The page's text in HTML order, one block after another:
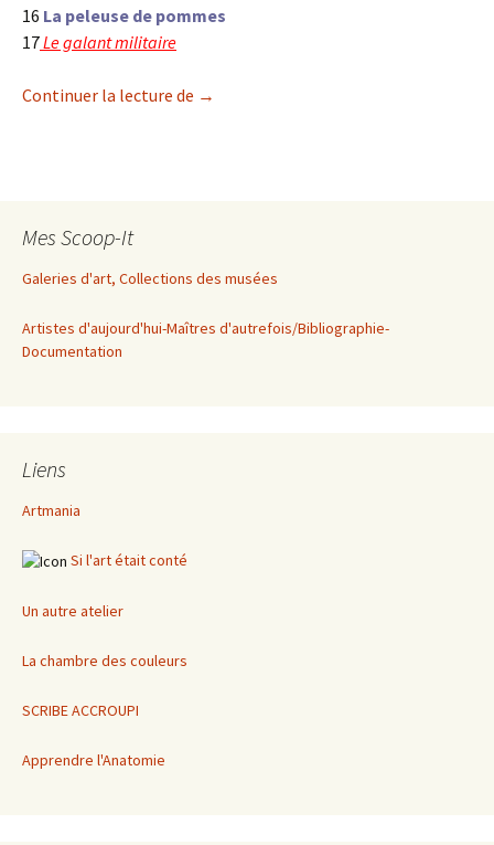
16 La peleuse de pommes
17Le galant militaire
Continuer la lecture de Vermeer et les maîtres de la peinture
→
Mes Scoop-It
Galeries d'art, Collections des musées
Artistes d'aujourd'hui-Maîtres d'autrefois/Bibliographie-
Documentation
Liens
Artmania
Si l'art était conté
Un autre atelier
La chambre des couleurs
SCRIBE ACCROUPI
Apprendre l'Anatomie